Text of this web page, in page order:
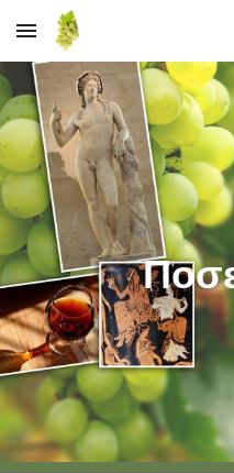
Skip to main content